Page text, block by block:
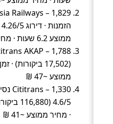
ממוצע 6.2 שעות · מחיר ממוצע ~79 ₪
ממוצע ~47 ₪
· מחיר ממוצע ~41 ₪